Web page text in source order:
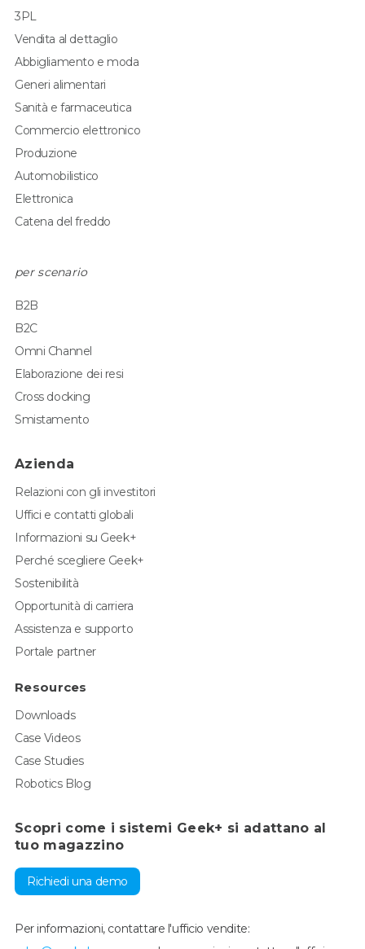
3PL
Vendita al dettaglio
Abbigliamento e moda
Generi alimentari
Sanità e farmaceutica
Commercio elettronico
Produzione
Automobilistico
Elettronica
Catena del freddo
per scenario
B2B
B2C
Omni Channel
Elaborazione dei resi
Cross docking
Smistamento
Azienda
Relazioni con gli investitori
Uffici e contatti globali
Informazioni su Geek+
Perché scegliere Geek+
Sostenibilità
Opportunità di carriera
Assistenza e supporto
Portale partner
Resources
Downloads
Case Videos
Case Studies
Robotics Blog
Scopri come i sistemi Geek+ si adattano al
tuo magazzino
Richiedi una demo
Per informazioni, contattare l'ufficio vendite: